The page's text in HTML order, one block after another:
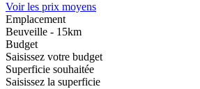
Voir les prix moyens
Emplacement
Beuveille - 15km
Budget
Saisissez votre budget
Superficie souhaitée
Saisissez la superficie